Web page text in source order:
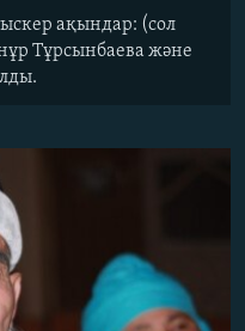
ақындар: (сол
Тұрсынбаева және